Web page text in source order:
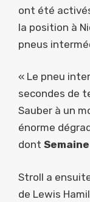
ont été
la position à
pneus
« Le pneu
secondes de
Sauber à un
énorme
dont
Stroll a
de Lewis